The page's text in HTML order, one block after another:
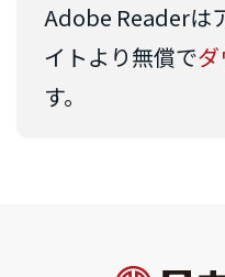
Adobe Readerは
イトより無償で
す。